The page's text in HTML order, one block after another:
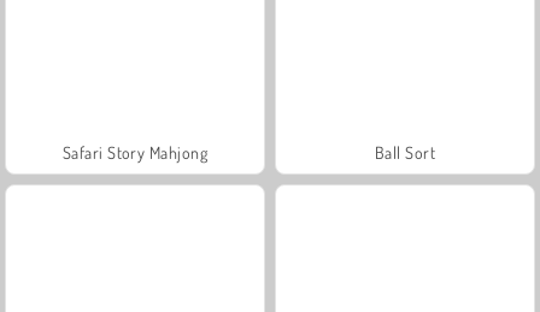
Safari Story Mahjong Ball Sort